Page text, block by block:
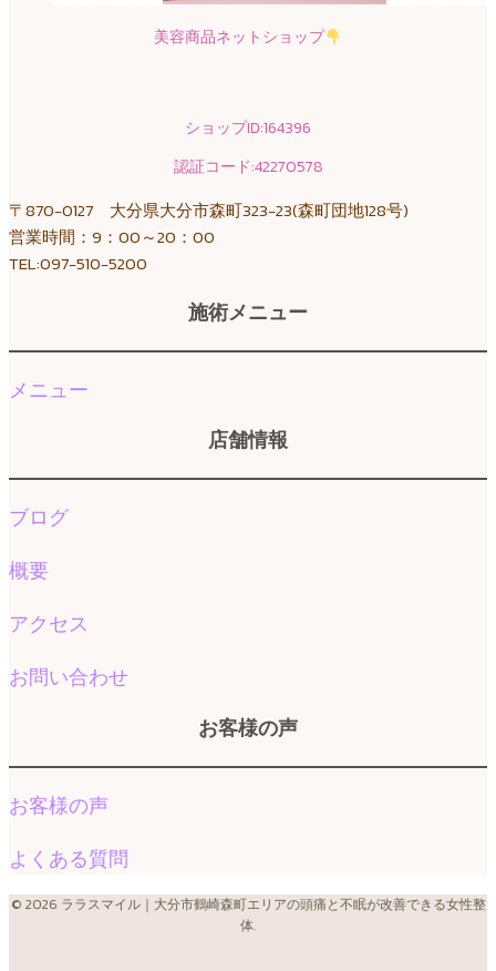
美容商品ネットショップ
ショップID:164396
認証コード:42270578
〒870-0127 大分県大分市森町323-23(森町団地128号)
営業時間：9：00～20：00
TEL:097-510-5200
施術メニュー
メニュー
店舗情報
ブログ
概要
アクセス
お問い合わせ
お客様の声
お客様の声
よくある質問
© 2026 ララスマイル｜大分市鶴崎森町エリアの頭痛と不眠が改善できる女性整
体.